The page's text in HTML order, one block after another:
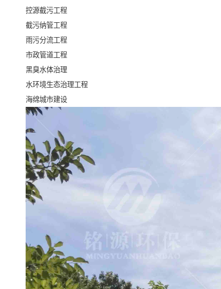
控源截污工程
截污纳管工程
雨污分流工程
市政管道工程
黑臭水体治理
水环境生态治理工程
海绵城市建设